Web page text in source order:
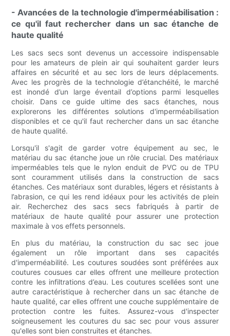
- Avancées de la technologie d'imperméabilisation :
ce qu'il faut rechercher dans un sac étanche de
haute qualité
Les sacs secs sont devenus un accessoire indispensable
pour les amateurs de plein air qui souhaitent garder leurs
affaires en sécurité et au sec lors de leurs déplacements.
Avec les progrès de la technologie d’étanchéité, le marché
est inondé d’un large éventail d’options parmi lesquelles
choisir. Dans ce guide ultime des sacs étanches, nous
explorerons les différentes solutions d'imperméabilisation
disponibles et ce qu'il faut rechercher dans un sac étanche
de haute qualité.
Lorsqu'il s'agit de garder votre équipement au sec, le
matériau du sac étanche joue un rôle crucial. Des matériaux
imperméables tels que le nylon enduit de PVC ou de TPU
sont couramment utilisés dans la construction de sacs
étanches. Ces matériaux sont durables, légers et résistants à
l’abrasion, ce qui les rend idéaux pour les activités de plein
air. Recherchez des sacs secs fabriqués à partir de
matériaux de haute qualité pour assurer une protection
maximale à vos effets personnels.
En plus du matériau, la construction du sac sec joue
également un rôle important dans ses capacités
d'imperméabilité. Les coutures soudées sont préférées aux
coutures cousues car elles offrent une meilleure protection
contre les infiltrations d’eau. Les coutures scellées sont une
autre caractéristique à rechercher dans un sac étanche de
haute qualité, car elles offrent une couche supplémentaire de
protection contre les fuites. Assurez-vous d'inspecter
soigneusement les coutures du sac sec pour vous assurer
qu'elles sont bien construites et étanches.